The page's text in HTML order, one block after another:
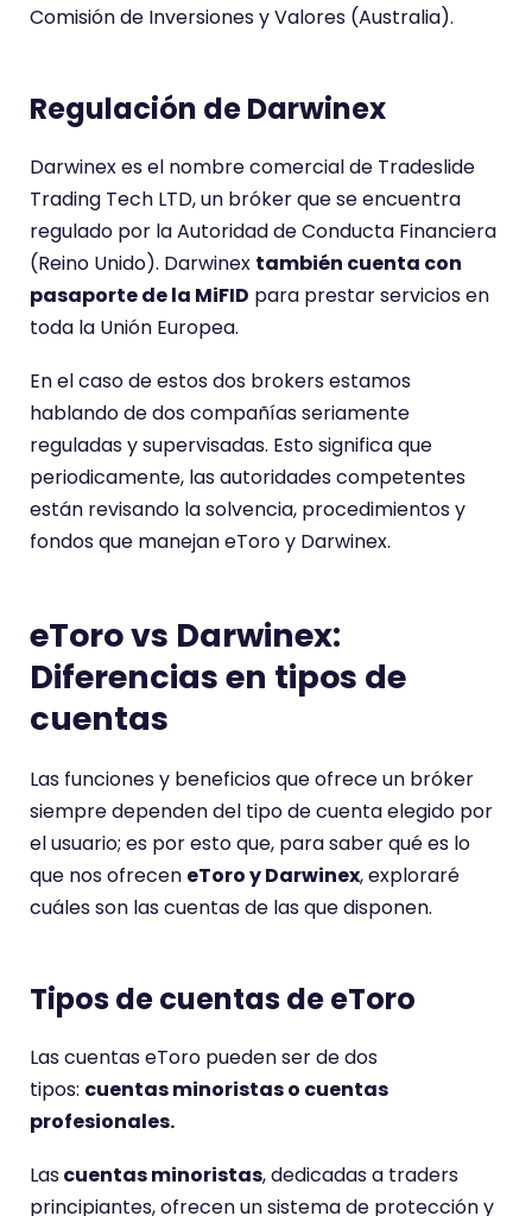
Comisión de Inversiones y Valores (Australia).
Regulación de Darwinex
Darwinex es el nombre comercial de Tradeslide
Trading Tech LTD, un bróker que se encuentra
regulado por la Autoridad de Conducta Financiera
(Reino Unido). Darwinex también cuenta con
pasaporte de la MiFID para prestar servicios en
toda la Unión Europea.
En el caso de estos dos brokers estamos
hablando de dos compañías seriamente
reguladas y supervisadas. Esto significa que
periodicamente, las autoridades competentes
están revisando la solvencia, procedimientos y
fondos que manejan eToro y Darwinex.
eToro vs Darwinex:
Diferencias en tipos de
cuentas
Las funciones y beneficios que ofrece un bróker
siempre dependen del tipo de cuenta elegido por
el usuario; es por esto que, para saber qué es lo
que nos ofrecen eToro y Darwinex, exploraré
cuáles son las cuentas de las que disponen.
Tipos de cuentas de eToro
Las cuentas eToro pueden ser de dos
tipos: cuentas minoristas o cuentas
profesionales.
Lascuentas minoristas, dedicadas a traders
principiantes, ofrecen un sistema de protección y